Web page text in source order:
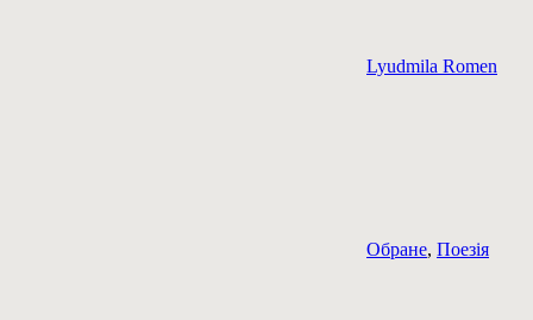
Lyudmila Romen
Обране, Поезія